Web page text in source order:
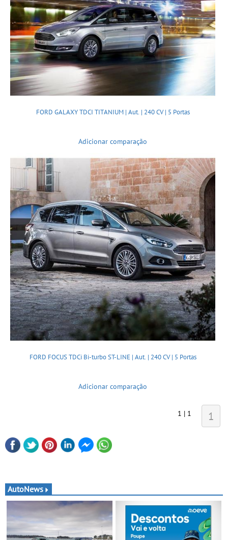
FORD GALAXY TDCI TITANIUM | Aut. | 240 CV | 5 Portas
Adicionar comparação
FORD FOCUS TDCi Bi-turbo ST-LINE | Aut. | 240 CV | 5 Portas
Adicionar comparação
1 | 1 1
AutoNews